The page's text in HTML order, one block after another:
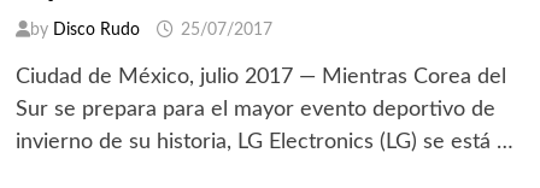
by Disco Rudo 25/07/2017
Ciudad de México, julio 2017 — Mientras Corea del
Sur se prepara para el mayor evento deportivo de
invierno de su historia, LG Electronics (LG) se está …